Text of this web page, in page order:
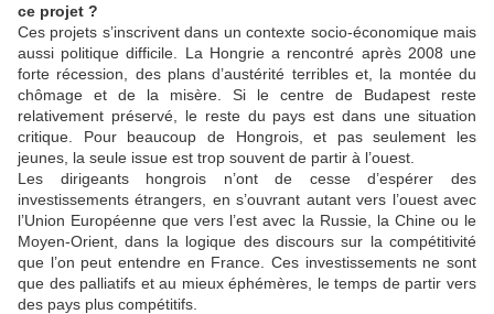
ce projet ?
Ces projets s’inscrivent dans un contexte socio-économique mais
aussi politique difficile. La Hongrie a rencontré après 2008 une
forte récession, des plans d’austérité terribles et, la montée du
chômage et de la misère. Si le centre de Budapest reste
relativement préservé, le reste du pays est dans une situation
critique. Pour beaucoup de Hongrois, et pas seulement les
jeunes, la seule issue est trop souvent de partir à l’ouest.
Les dirigeants hongrois n’ont de cesse d’espérer des
investissements étrangers, en s’ouvrant autant vers l’ouest avec
l’Union Européenne que vers l’est avec la Russie, la Chine ou le
Moyen-Orient, dans la logique des discours sur la compétitivité
que l’on peut entendre en France. Ces investissements ne sont
que des palliatifs et au mieux éphémères, le temps de partir vers
des pays plus compétitifs.